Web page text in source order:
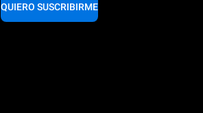
QUIERO SUSCRIBIRME